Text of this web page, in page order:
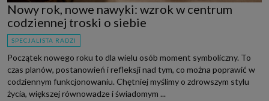
Nowy rok, nowe nawyki: wzrok w centrum
codziennej troski o siebie
SPECJALISTA RADZI
Początek nowego roku to dla wielu osób moment symboliczny. To
czas planów, postanowień i refleksji nad tym, co można poprawić w
codziennym funkcjonowaniu. Chętniej myślimy o zdrowszym stylu
życia, większej równowadze i świadomym ...